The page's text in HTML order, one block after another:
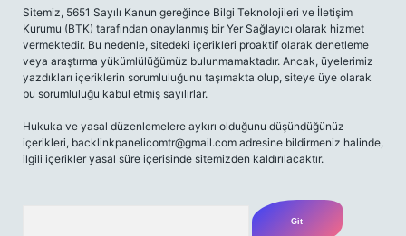
Sitemiz, 5651 Sayılı Kanun gereğince Bilgi Teknolojileri ve İletişim
Kurumu (BTK) tarafından onaylanmış bir Yer Sağlayıcı olarak hizmet
vermektedir. Bu nedenle, sitedeki içerikleri proaktif olarak denetleme
veya araştırma yükümlülüğümüz bulunmamaktadır. Ancak, üyelerimiz
yazdıkları içeriklerin sorumluluğunu taşımakta olup, siteye üye olarak
bu sorumluluğu kabul etmiş sayılırlar.
Hukuka ve yasal düzenlemelere aykırı olduğunu düşündüğünüz
içerikleri, backlinkpanelicomtr@gmail.com adresine bildirmeniz halinde,
ilgili içerikler yasal süre içerisinde sitemizden kaldırılacaktır.